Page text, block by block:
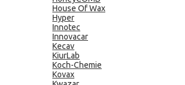
House Of Wax
Hyper
Innotec
Innovacar
Kecav
KiurLab
Koch-Chemie
Kovax